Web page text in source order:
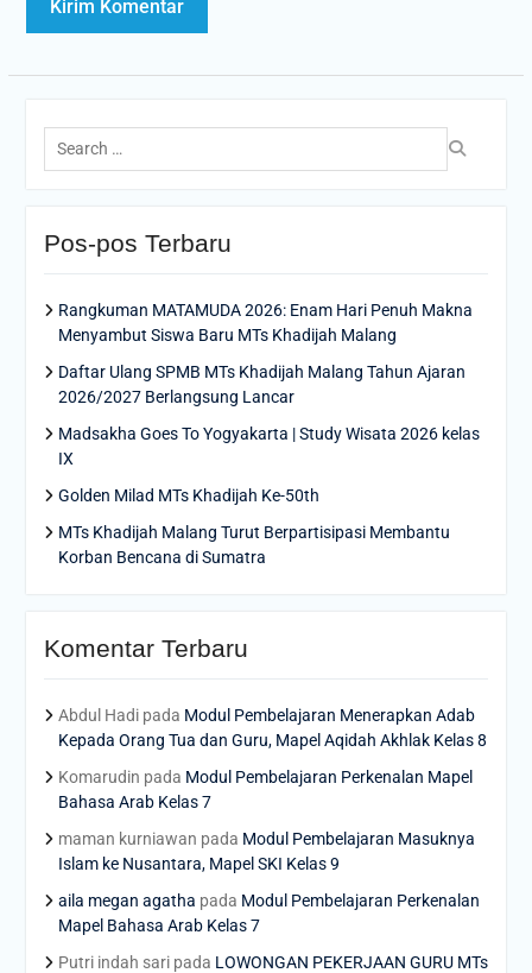
Search
for:
Pos-pos Terbaru
Rangkuman MATAMUDA 2026: Enam Hari Penuh Makna
Menyambut Siswa Baru MTs Khadijah Malang
Daftar Ulang SPMB MTs Khadijah Malang Tahun Ajaran
2026/2027 Berlangsung Lancar
Madsakha Goes To Yogyakarta | Study Wisata 2026 kelas
IX
Golden Milad MTs Khadijah Ke-50th
MTs Khadijah Malang Turut Berpartisipasi Membantu
Korban Bencana di Sumatra
Komentar Terbaru
Abdul Hadipada Modul Pembelajaran Menerapkan Adab
Kepada Orang Tua dan Guru, Mapel Aqidah Akhlak Kelas 8
Komarudin pada Modul Pembelajaran Perkenalan Mapel
Bahasa Arab Kelas 7
maman kurniawan pada Modul Pembelajaran Masuknya
Islam ke Nusantara, Mapel SKI Kelas 9
aila megan agatha pada Modul Pembelajaran Perkenalan
Mapel Bahasa Arab Kelas 7
Putri indah saripada LOWONGAN PEKERJAAN GURU MTs